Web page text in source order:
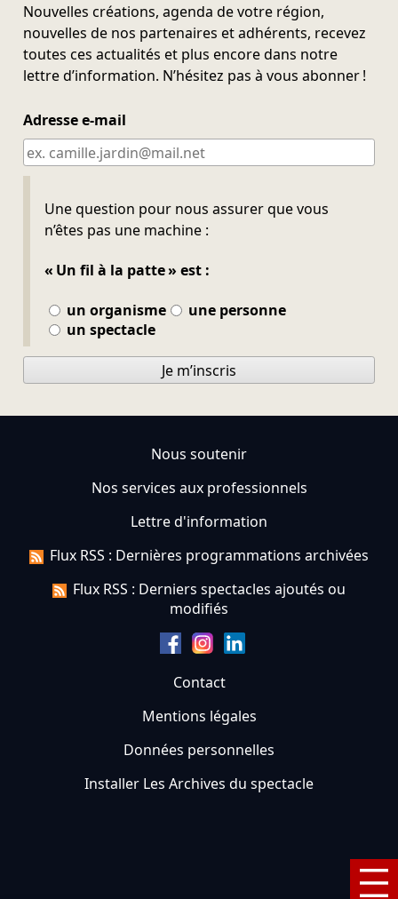
Nouvelles créations, agenda de votre région,
nouvelles de nos partenaires et adhérents, recevez
toutes ces actualités et plus encore dans notre
lettre d’information. N’hésitez pas à vous abonner !
Adresse e-mail
Une question pour nous assurer que vous
n’êtes pas une machine :
« Un fil à la patte » est :
un organisme
une personne
un spectacle
Ne pas remplir
Je m’inscris
Nous soutenir
Nos services aux professionnels
Lettre d'information
Flux RSS : Dernières programmations archivées
Flux RSS : Derniers spectacles ajoutés ou
modifiés
Contact
Mentions légales
Données personnelles
Installer Les Archives du spectacle